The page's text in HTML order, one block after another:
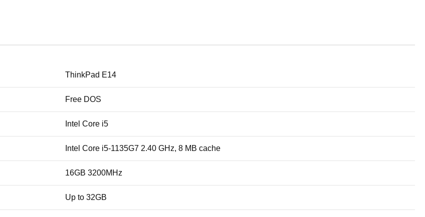
ThinkPad E14
Free DOS
Intel Core i5
Intel Core i5-1135G7 2.40 GHz, 8 MB cache
16GB 3200MHz
Up to 32GB